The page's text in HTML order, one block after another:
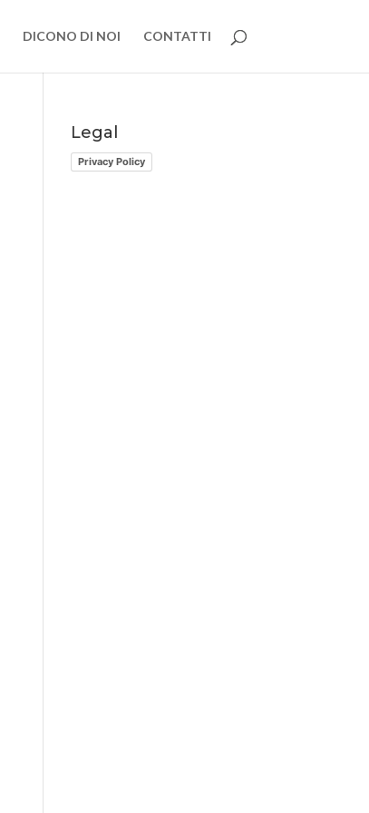
DICONO DI NOI CONTATTI
Legal
Privacy Policy